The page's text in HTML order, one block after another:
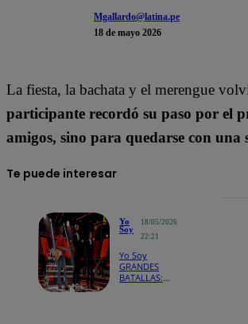
Mgallardo@latina.pe
18 de mayo 2026
La fiesta, la bachata y el merengue
participante recordó su paso por el
amigos, sino para quedarse con una
Te puede interesar
Yo
Soy
18/05/2026
22:21
Yo Soy
GRANDES
BATALLAS: